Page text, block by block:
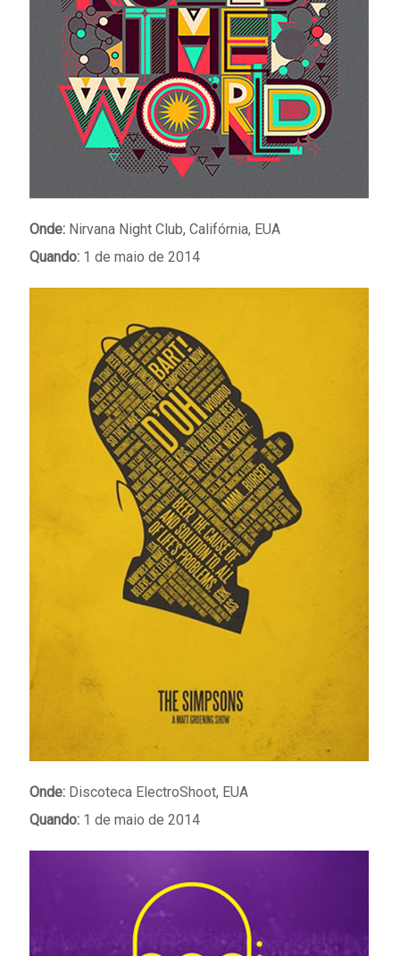
Onde: Nirvana Night Club, Califórnia, EUA
Quando: 1 de maio de 2014
Onde: Discoteca ElectroShoot, EUA
Quando: 1 de maio de 2014